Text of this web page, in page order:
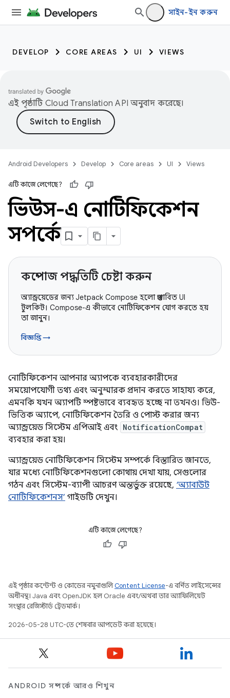
সাইন-ইন করুন
DEVELOP CORE AREAS UI VIEWS
এই পৃষ্ঠাটি Cloud Translation API অনুবাদ করেছে।
Android Developers Develop Core areas UI Views
এটি কাজে লেগেছে?
ভিউস-এ নোটিফিকেশন
সম্পর্কে
কম্পোজ পদ্ধতিটি চেষ্টা করুন
অ্যান্ড্রয়েডের জন্য Jetpack Compose হলো প্রস্তাবিত UI
টুলকিট। Compose-এ কীভাবে নোটিফিকেশন যোগ করতে হয়
তা জানুন।
বিজ্ঞপ্তি →
নোটিফিকেশন আপনার অ্যাপকে ব্যবহারকারীদের
সময়োপযোগী তথ্য এবং অনুস্মারক প্রদান করতে সাহায্য করে,
এমনকি যখন অ্যাপটি স্পষ্টভাবে ব্যবহৃত হচ্ছে না তখনও। ভিউ-
ভিত্তিক অ্যাপে, নোটিফিকেশন তৈরি ও পোস্ট করার জন্য
অ্যান্ড্রয়েড সিস্টেম এপিআই এবং NotificationCompat
ব্যবহার করা হয়।
অ্যান্ড্রয়েড নোটিফিকেশন সিস্টেম সম্পর্কে বিস্তারিত জানতে,
যার মধ্যে নোটিফিকেশনগুলো কোথায় দেখা যায়, সেগুলোর
গঠন এবং সিস্টেম-ব্যাপী আচরণ অন্তর্ভুক্ত রয়েছে, ‘অ্যাবাউট
নোটিফিকেশনস’ গাইডটি দেখুন।
এটি কাজে লেগেছে?
এই পৃষ্ঠার কন্টেন্ট ও কোডের নমুনাগুলিContent License-এ বর্ণিত লাইসেন্সের
অধীনস্থ। Java এবং OpenJDK হল Oracle এবং/অথবা তার অ্যাফিলিয়েট
সংস্থার রেজিস্টার্ড ট্রেডমার্ক।
2026-05-28 UTC-তে শেষবার আপডেট করা হয়েছে।
ANDROID সম্পর্কে আরও শিখুন